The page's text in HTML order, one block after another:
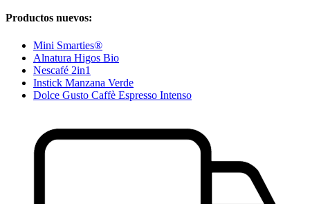
Productos nuevos:
Mini Smarties®
Alnatura Higos Bio
Nescafé 2in1
Instick Manzana Verde
Dolce Gusto Caffè Espresso Intenso